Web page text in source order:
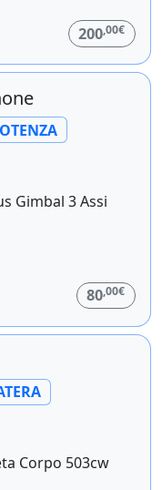
200,00€
Gimbal 3 Assi
80,00€
Corpo 503cw